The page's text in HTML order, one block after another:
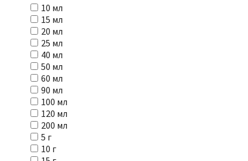
10 мл
15 мл
20 мл
25 мл
40 мл
50 мл
60 мл
90 мл
100 мл
120 мл
200 мл
5 г
10 г